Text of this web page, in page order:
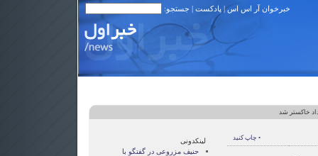
خبرخوان آر اس اس| پادکست | جستجو:
خاکستر شد
• چاپ کنید
لینکدونی
حنیف مزروعی در گفتگو با